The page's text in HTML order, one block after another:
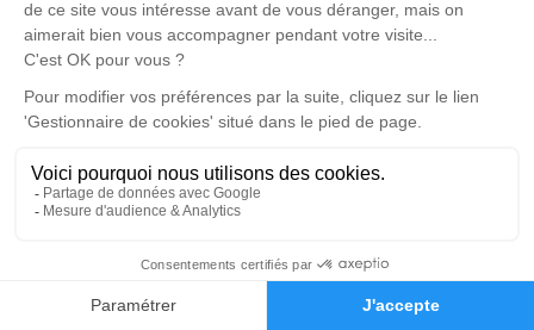
Faire-part Hommages
mardi 07 juillet 2026 à 14h00
Crématorium du Pays d'Eure de Évreux
248, Rue de l'Abbé Lemire
27000 Évreux
Je rends hommage
Déroulé des obsèques